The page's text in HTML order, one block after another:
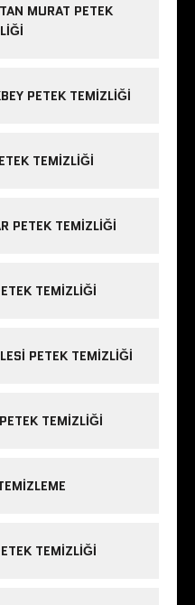
MURAT PETEK
PETEK TEMIZLIĞI
TEMIZLIĞI
PETEK TEMIZLIĞI
TEMIZLIĞI
PETEK TEMIZLIĞI
TEMIZLIĞI
TEMIZLIĞI